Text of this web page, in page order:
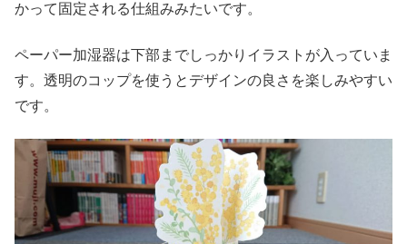
かって固定される仕組みみたいです。
ペーパー加湿器は下部までしっかりイラストが入っていま
す。透明のコップを使うとデザインの良さを楽しみやすい
です。